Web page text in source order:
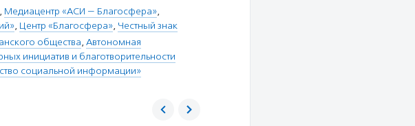
, Медиацентр «АСИ — Благосфера»,
, Центр «Благосфера», Честный знак
общества, Автономная
инициатив и благотворительности
социальной информации»